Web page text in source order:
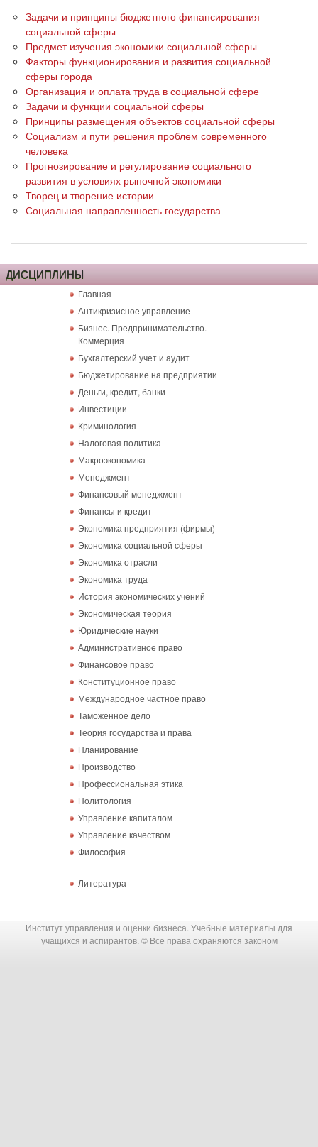
Задачи и принципы бюджетного финансирования
социальной сферы
Предмет изучения экономики социальной сферы
Факторы функционирования и развития социальной
сферы города
Организация и оплата труда в социальной сфере
Задачи и функции социальной сферы
Принципы размещения объектов социальной сферы
Социализм и пути решения проблем современного
человека
Прогнозирование и регулирование социального
развития в условиях рыночной экономики
Творец и творение истории
Социальная направленность государства
ДИСЦИПЛИНЫ
Главная
Антикризисное управление
Бизнес. Предпринимательство.
Коммерция
Бухгалтерский учет и аудит
Бюджетирование на предприятии
Деньги, кредит, банки
Инвестиции
Криминология
Налоговая политика
Макроэкономика
Менеджмент
Финансовый менеджмент
Финансы и кредит
Экономика предприятия (фирмы)
Экономика социальной сферы
Экономика отрасли
Экономика труда
История экономических учений
Экономическая теория
Юридические науки
Административное право
Финансовое право
Конституционное право
Международное частное право
Таможенное дело
Теория государства и права
Планирование
Производство
Профессиональная этика
Политология
Управление капиталом
Управление качеством
Философия
Литература
Институт управления и оценки бизнеса. Учебные материалы для
учащихся и аспирантов. © Все права охраняются законом